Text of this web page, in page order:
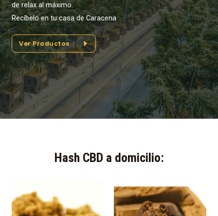
de relax al máximo.
Recíbelo en tu casa de Caracena
Ver Productos
Hash CBD a domicilio:​